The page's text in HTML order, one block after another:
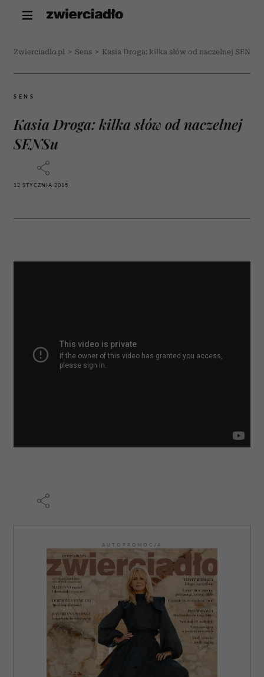
Zwierciadlo.pl > Sens > Kasia Droga: kilka słów od naczelnej SENSu
SENS
Kasia Droga: kilka słów od naczelnej
SENSu
12 STYCZNIA 2015
AUTOPROMOCJA